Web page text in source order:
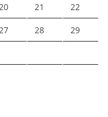
21 22
28 29